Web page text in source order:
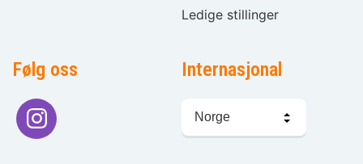
Ledige stillinger
Følg oss Internasjonal